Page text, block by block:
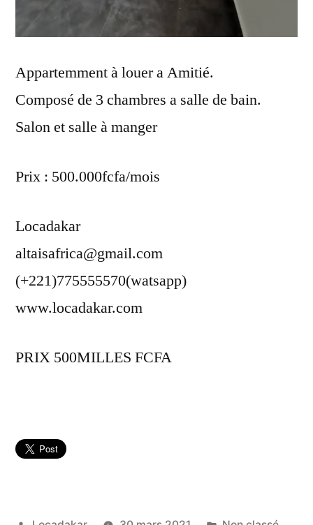
Appartemment à louer a Amitié.
Composé de 3 chambres a salle de bain.
Salon et salle à manger
Prix : 500.000fcfa/mois
Locadakar
altaisafrica@gmail.com
(+221)775555570(watsapp)
www.locadakar.com
PRIX 500MILLES FCFA